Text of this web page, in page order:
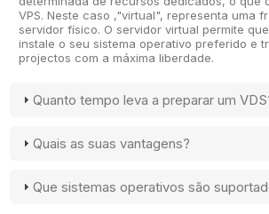
VPS. Neste caso ,"virtual", representa uma
servidor físico. O servidor virtual permite
instale o seu sistema operativo preferido e
projectos com a máxima liberdade.
Quanto tempo leva a preparar um
Quais as suas vantagens?
Que sistemas operativos são